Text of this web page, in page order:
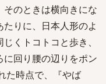
のときは横向きにな
りに、日本人形のよ
くトコトコと歩き、
に回り腰の辺りをポン
た時点で、『やば